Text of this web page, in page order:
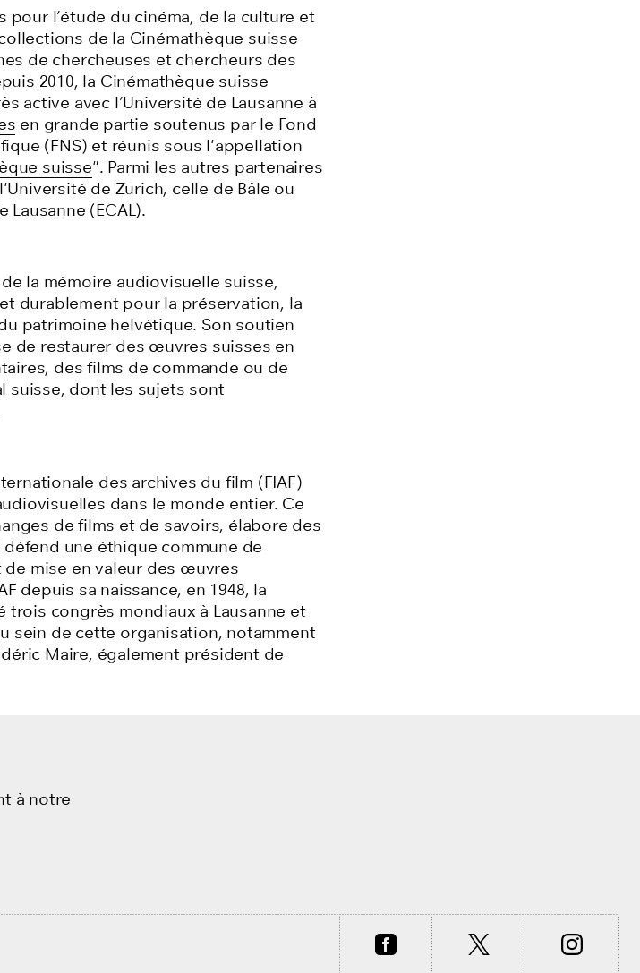
l’étude du cinéma, de la culture et
de la Cinémathèque suisse
de chercheuses et chercheurs des
2010, la Cinémathèque suisse
active avec l’Université de Lausanne à
en grande partie soutenus par le Fond
(FNS) et réunis sous l'appellation
suisse". Parmi les autres partenaires
de Zurich, celle de Bâle ou
(ECAL).
la mémoire audiovisuelle suisse,
durablement pour la préservation, la
patrimoine helvétique. Son soutien
de restaurer des œuvres suisses en
des films de commande ou de
suisse, dont les sujets sont
des archives du film (FIAF)
dans le monde entier. Ce
de films et de savoirs, élabore des
une éthique commune de
mise en valeur des œuvres
depuis sa naissance, en 1948, la
trois congrès mondiaux à Lausanne et
sein de cette organisation, notamment
Maire, également président de
à notre